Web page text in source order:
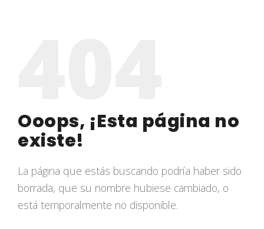
Ooops, ¡Esta página no
existe!
La página que estás buscando podría haber sido
borrada, que su nombre hubiese cambiado, o
está temporalmente no disponible.